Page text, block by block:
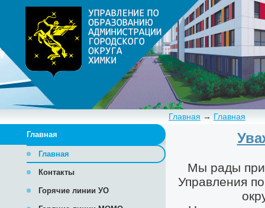
Главная → Главная
Главная
Главная
Контакты
Горячие линии УО